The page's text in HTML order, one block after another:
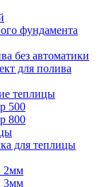
фундамента
без автоматики
для полива
теплицы
500
800
для теплицы
2мм
3мм